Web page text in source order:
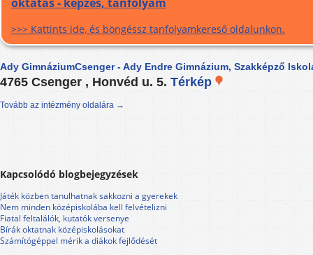
>>> Kattints ide, és böngéssz tanfolyamkereső oldalunkon.
Ady GimnáziumCsenger - Ady Endre Gimnázium, Szakképző
4765 Csenger , Honvéd u. 5. Térkép
Tovább az intézmény oldalára →
Kapcsolódó blogbejegyzések
Játék közben tanulhatnak sakkozni a gyerekek
Nem minden középiskolába kell felvételizni
Fiatal feltalálók, kutatók versenye
Bírák oktatnak középiskolásokat
Számítógéppel mérik a diákok fejlődését